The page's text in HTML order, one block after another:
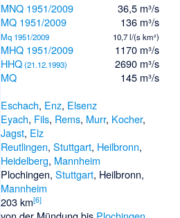
MNQ 1951/2009
MQ 1951/2009
Mq 1951/2009
MHQ 1951/2009
HHQ(21.12.1993)
36,5 m³/s
136 m³/s
10,7 l/(s km²)
1170 m³/s
2690 m³/s
MQ
145 m³/s
Eschach, Enz, Elsenz
Eyach, Fils, Rems, Murr, Kocher,
Jagst, Elz
Reutlingen, Stuttgart, Heilbronn,
Heidelberg, Mannheim
Plochingen, Stuttgart, Heilbronn,
Mannheim
203 km[6]